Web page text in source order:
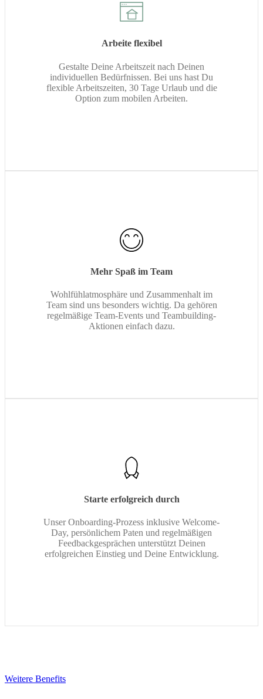
Arbeite flexibel
Gestalte Deine Arbeitszeit nach Deinen
individuellen Bedürfnissen. Bei uns hast Du
flexible Arbeitszeiten, 30 Tage Urlaub und die
Option zum mobilen Arbeiten.
Mehr Spaß im Team
Wohlfühlatmosphäre und Zusammenhalt im
Team sind uns besonders wichtig. Da gehören
regelmäßige Team-Events und Teambuilding-
Aktionen einfach dazu.
Starte erfolgreich durch
Unser Onboarding-Prozess inklusive Welcome-
Day, persönlichem Paten und regelmäßigen
Feedbackgesprächen unterstützt Deinen
erfolgreichen Einstieg und Deine Entwicklung.
Weitere Benefits